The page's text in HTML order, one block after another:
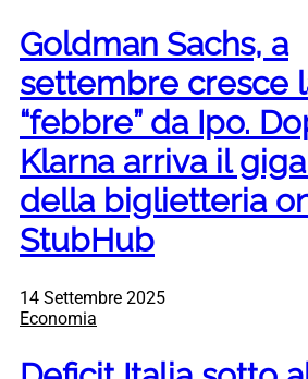
Goldman Sachs, a
settembre cresce
“febbre” da Ipo.
Klarna arriva il
della biglietteria
StubHub
14 Settembre 2025
Economia